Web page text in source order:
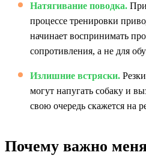
Натягивание поводка.
процессе тренировки
начинает воспринимать
сопротивления, а не для
Излишние встряски.
могут напугать собаку и
свою очередь скажется на
Почему важно